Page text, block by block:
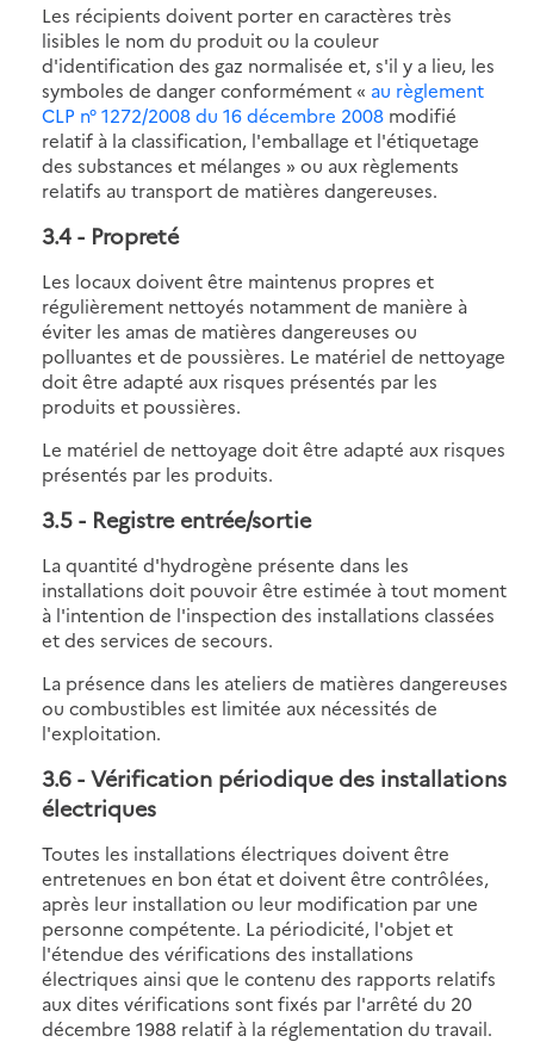
Les récipients doivent porter en caractères très
lisibles le nom du produit ou la couleur
d'identification des gaz normalisée et, s'il y a lieu, les
symboles de danger conformément « au règlement
CLP n° 1272/2008 du 16 décembre 2008 modifié
relatif à la classification, l'emballage et l'étiquetage
des substances et mélanges » ou aux règlements
relatifs au transport de matières dangereuses.
3.4 - Propreté
Les locaux doivent être maintenus propres et
régulièrement nettoyés notamment de manière à
éviter les amas de matières dangereuses ou
polluantes et de poussières. Le matériel de nettoyage
doit être adapté aux risques présentés par les
produits et poussières.
Le matériel de nettoyage doit être adapté aux risques
présentés par les produits.
3.5 - Registre entrée/sortie
La quantité d'hydrogène présente dans les
installations doit pouvoir être estimée à tout moment
à l'intention de l'inspection des installations classées
et des services de secours.
La présence dans les ateliers de matières dangereuses
ou combustibles est limitée aux nécessités de
l'exploitation.
3.6 - Vérification périodique des installations
électriques
Toutes les installations électriques doivent être
entretenues en bon état et doivent être contrôlées,
après leur installation ou leur modification par une
personne compétente. La périodicité, l'objet et
l'étendue des vérifications des installations
électriques ainsi que le contenu des rapports relatifs
aux dites vérifications sont fixés par l'arrêté du 20
décembre 1988 relatif à la réglementation du travail.